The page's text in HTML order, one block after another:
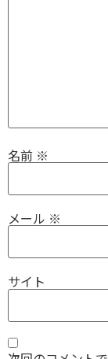
名前 ※
メール ※
サイト